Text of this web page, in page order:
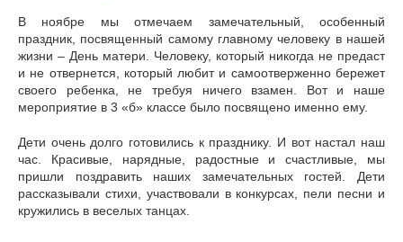
В ноябре мы отмечаем замечательный, особенный
праздник, посвященный самому главному человеку в нашей
жизни – День матери. Человеку, который никогда не предаст
и не отвернется, который любит и самоотверженно бережет
своего ребенка, не требуя ничего взамен. Вот и наше
мероприятие в 3 «б» классе было посвящено именно ему.
Дети очень долго готовились к празднику. И вот настал наш
час. Красивые, нарядные, радостные и счастливые, мы
пришли поздравить наших замечательных гостей. Дети
рассказывали стихи, участвовали в конкурсах, пели песни и
кружились в веселых танцах.